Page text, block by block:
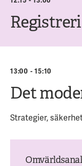
13:00 - 15:10
Det
Strategier,